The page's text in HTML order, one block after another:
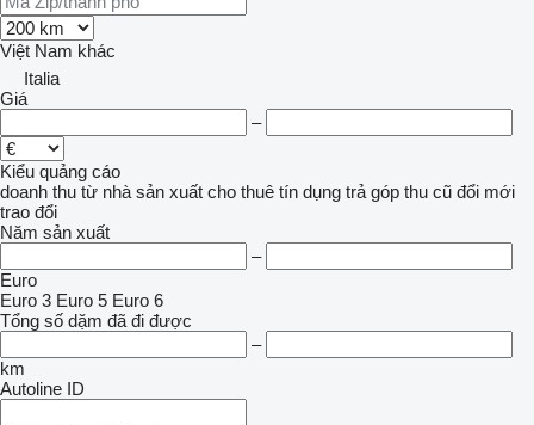
Việt Nam khác
Italia
Giá
–
Kiểu quảng cáo
doanh thu từ nhà sản xuất cho thuê tín dụng trả góp thu cũ đổi mới
trao đổi
Năm sản xuất
–
Euro
Euro 3 Euro 5 Euro 6
Tổng số dặm đã đi được
–
km
Autoline ID